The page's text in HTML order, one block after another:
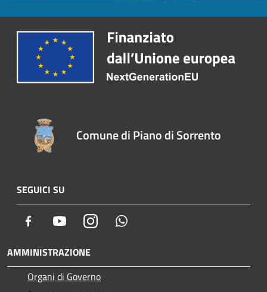
Comune di Piano di Sorrento
SEGUICI SU
Facebook YoutubeInstagram
AMMINISTRAZIONE
Organi di Governo